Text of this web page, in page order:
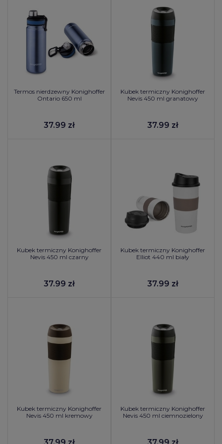
Termos nierdzewny Konighoffer
Ontario 650 ml
37.99 zł
Kubek termiczny Konighoffer
Nevis 450 ml granatowy
37.99 zł
Kubek termiczny Konighoffer
Nevis 450 ml czarny
37.99 zł
Kubek termiczny Konighoffer
Elliot 440 ml biały
37.99 zł
Kubek termiczny Konighoffer
Nevis 450 ml kremowy
Kubek termiczny Konighoffer
Nevis 450 ml ciemnozielony